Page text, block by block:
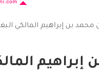
بن إبراهيم المالكي البغدادي
المالكي